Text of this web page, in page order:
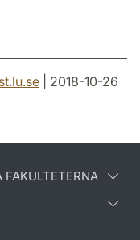
.se | 2018-10-26